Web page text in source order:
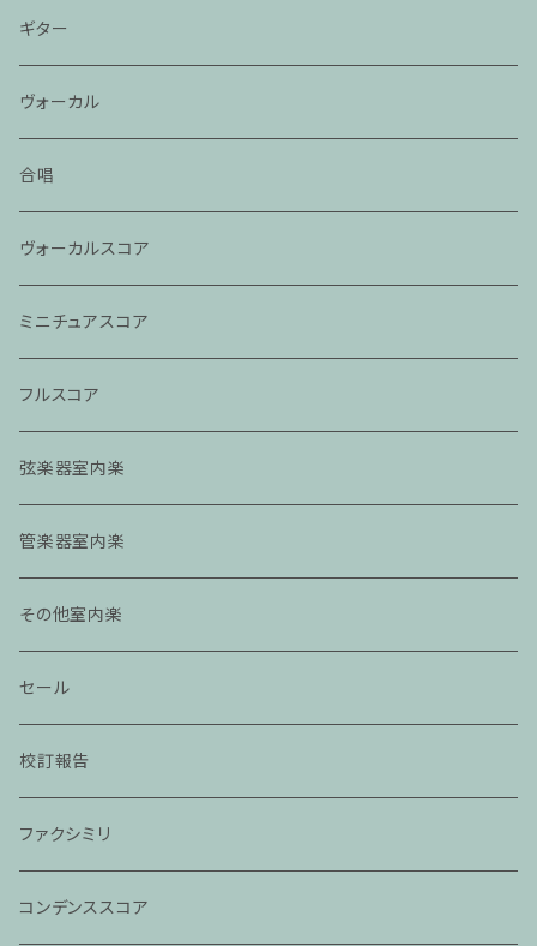
ギター
ヴォーカル
合唱
ヴォーカルスコア
ミニチュアスコア
フルスコア
弦楽器室内楽
管楽器室内楽
その他室内楽
セール
校訂報告
ファクシミリ
コンデンススコア